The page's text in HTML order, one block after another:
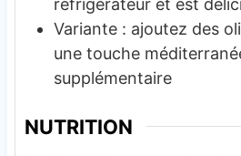
réfrigérateur et est
Variante : ajoutez des
une touche
supplémentaire
NUTRITION